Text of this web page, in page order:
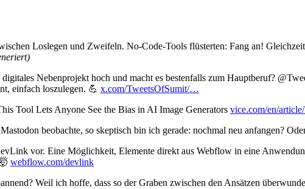
Loslegen und Zweifeln. No-Code-Tools flüsterten: Fang an!
Nebenprojekt hoch und macht es bestenfalls zum Hauptberuf?
einfach loszulegen. 💪 x.com/TweetsOfSumit/…
Tool Lets Anyone See the Bias in AI Image Generators vice.com/en/
beobachte, so skeptisch bin ich gerade: nochmal neu anfangen?
vor. Eine Möglichkeit, Elemente direkt aus Webflow in eine
webflow.com/devlink
Weil ich hoffe, dass so der Graben zwischen den Ansätzen